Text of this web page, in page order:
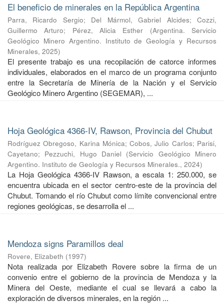
El beneficio de minerales en la República Argentina
Parra, Ricardo Sergio; Del Mármol, Gabriel Alcides;Cozzi,
Guillermo Arturo; Pérez, Alicia Esther (Argentina. Servicio
Geológico Minero Argentino. Instituto de Geología y Recursos
Minerales, 2025)
El presente trabajo es una recopilación de catorce informes
individuales, elaborados en el marco de un programa conjunto
entre la Secretaría de Minería de la Nación y el Servicio
Geológico Minero Argentino (SEGEMAR), ...
Hoja Geológica 4366-IV, Rawson, Provincia del Chubut
Rodríguez Obregoso, Karina Mónica;Cobos, Julio Carlos; Parisi,
Cayetano; Pezzuchi, Hugo Daniel (Servicio Geológico Minero
Argentino. Instituto de Geología y Recursos Minerales., 2024)
La Hoja Geológica 4366-IV Rawson, a escala 1: 250.000, se
encuentra ubicada en el sector centro-este de la provincia del
Chubut. Tomando el río Chubut como límite convencional entre
regiones geológicas, se desarrolla el ...
Mendoza signs Paramillos deal
Rovere, Elizabeth (1997)
Nota realizada por Elizabeth Rovere sobre la firma de un
convenio entre el gobierno de la provincia de Mendoza y la
Minera del Oeste, mediante el cual se llevará a cabo la
exploración de diversos minerales, en la región ...